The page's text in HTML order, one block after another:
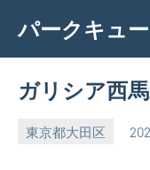
content
パークキュ
ガリシア西
東京都大田区